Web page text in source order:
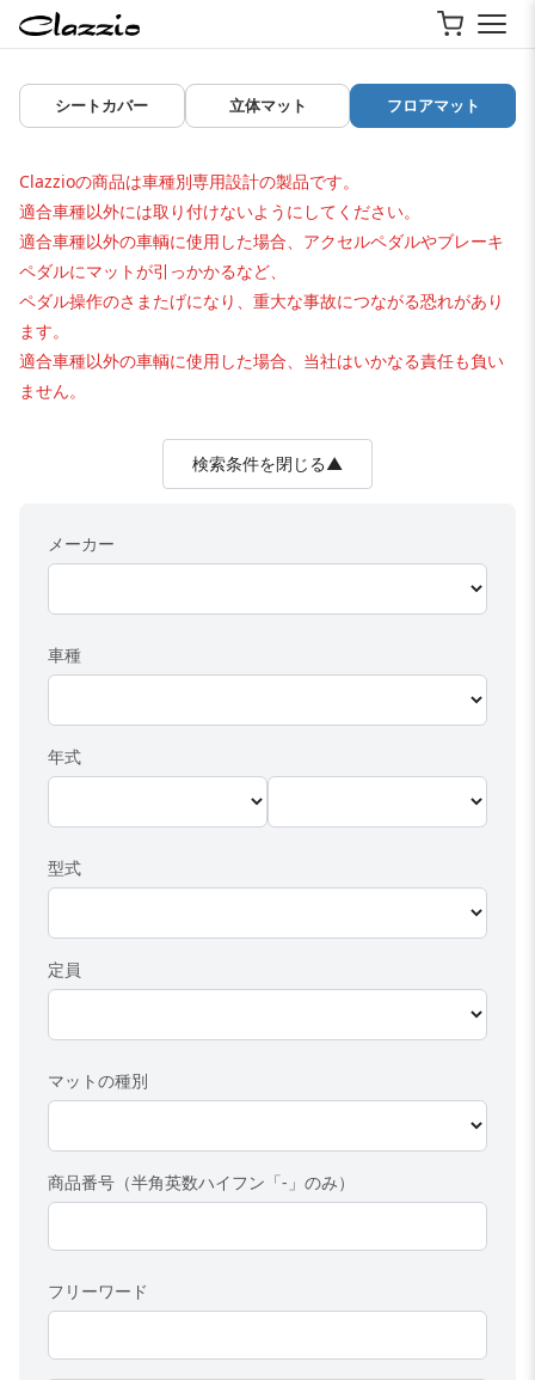
シートカバー 立体マット フロアマット
Clazzioの商品は車種別専用設計の製品です。
適合車種以外には取り付けないようにしてください。
適合車種以外の車輌に使用した場合、アクセルペダルやブレーキ
ペダルにマットが引っかかるなど、
ペダル操作のさまたげになり、重大な事故につながる恐れがあり
ます。
適合車種以外の車輌に使用した場合、当社はいかなる責任も負い
ません。
検索条件を閉じる▲
メーカー
車種
年式
型式
定員
マットの種別
商品番号（半角英数ハイフン「-」のみ）
フリーワード